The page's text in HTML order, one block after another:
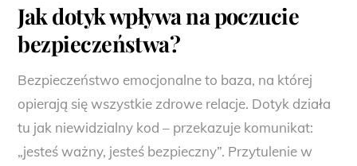
Jak dotyk wpływa na poczucie
bezpieczeństwa?
Bezpieczeństwo emocjonalne to baza, na której
opierają się wszystkie zdrowe relacje. Dotyk działa
tu jak niewidzialny kod – przekazuje komunikat:
„jesteś ważny, jesteś bezpieczny”. Przytulenie w